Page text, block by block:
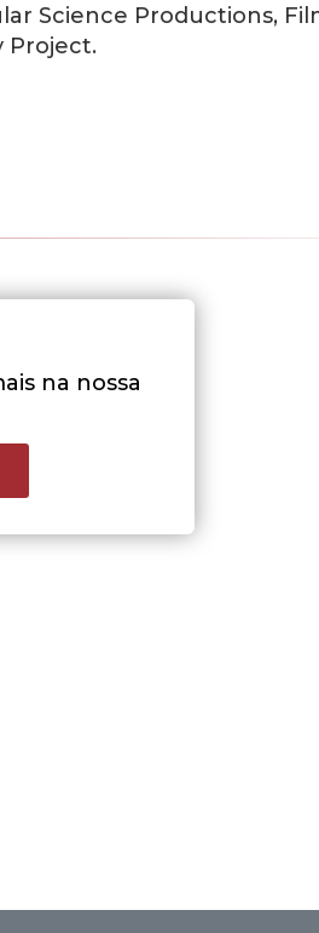
Science Productions,
Project.
na nossa